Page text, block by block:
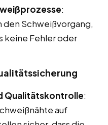
:
Schweißvorgang,
keine Fehler oder
Qualitätskontrolle:
auf